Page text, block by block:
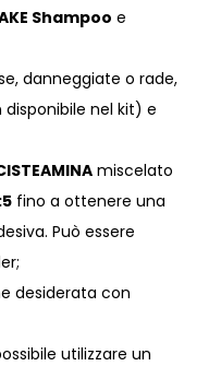
Shampoo e
danneggiate o rade,
disponibile nel kit) e
miscelato
fino a ottenere una
Può essere
desiderata con
utilizzare un